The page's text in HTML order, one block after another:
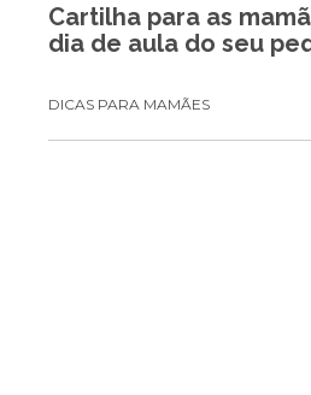
Cartilha para as
dia de aula do seu
DICAS PARA MAMÃES